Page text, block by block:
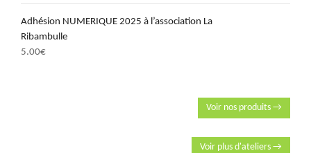
Adhésion NUMERIQUE 2025 à l’association La
Ribambulle
5.00€
Voir nos produits →
Voir plus d'ateliers →